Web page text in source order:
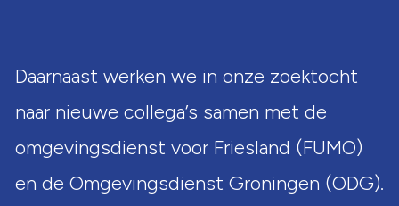
Daarnaast werken we in onze zoektocht
naar nieuwe collega’s samen met de
omgevingsdienst voor Friesland (FUMO)
en de Omgevingsdienst Groningen (ODG).